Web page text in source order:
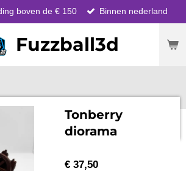
Fuzzball3d
boven de € 150 Binnen nederland
Tonberry
diorama
€ 37,50